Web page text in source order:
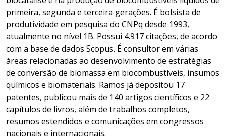
primeira, segunda e terceira gerações. É bolsista de
produtividade em pesquisa do CNPq desde 1993,
atualmente no nível 1B. Possui 4.917 citações, de acordo
com a base de dados Scopus. É consultor em várias
áreas relacionadas ao desenvolvimento de estratégias
de conversão de biomassa em biocombustíveis, insumos
químicos e biomateriais. Ramos já depositou 17
patentes, publicou mais de 140 artigos científicos e 22
capítulos de livros, além de trabalhos completos,
resumos estendidos e comunicações em congressos
nacionais e internacionais.